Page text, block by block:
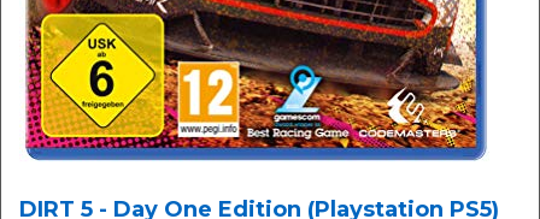
DIRT 5 - Day One Edition (Playstation PS5)